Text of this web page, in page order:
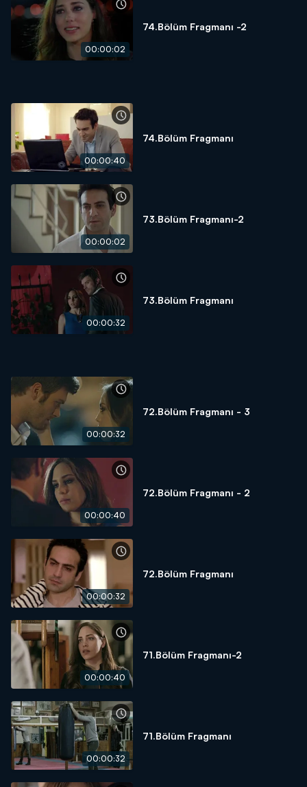
00:00:02
74.Bölüm Fragmanı -2
00:00:40
74.Bölüm Fragmanı
00:00:02
73.Bölüm Fragmanı-2
00:00:32
73.Bölüm Fragmanı
00:00:32
72.Bölüm Fragmanı - 3
00:00:40
72.Bölüm Fragmanı - 2
00:00:32
72.Bölüm Fragmanı
00:00:40
71.Bölüm Fragmanı-2
00:00:32
71.Bölüm Fragmanı